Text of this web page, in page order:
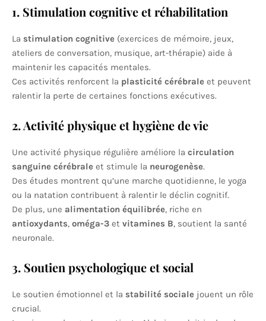
1. Stimulation cognitive et réhabilitation
La stimulation cognitive (exercices de mémoire, jeux,
ateliers de conversation, musique, art-thérapie) aide à
maintenir les capacités mentales.
Ces activités renforcent la plasticité cérébrale et peuvent
ralentir la perte de certaines fonctions exécutives.
2. Activité physique et hygiène de vie
Une activité physique régulière améliore la circulation
sanguine cérébrale et stimule la neurogenèse.
Des études montrent qu’une marche quotidienne, le yoga
ou la natation contribuent à ralentir le déclin cognitif.
De plus, une alimentation équilibrée, riche en
antioxydants, oméga-3 et vitamines B, soutient la santé
neuronale.
3. Soutien psychologique et social
Le soutien émotionnel et la stabilité sociale jouent un rôle
crucial.